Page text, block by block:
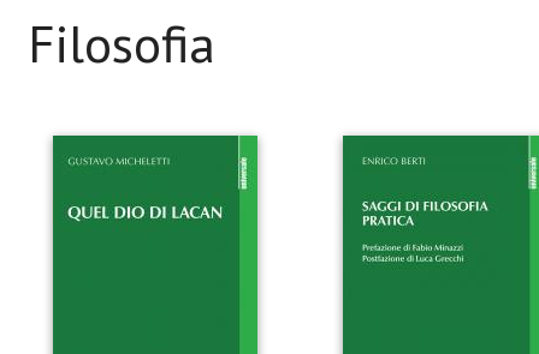
Filosofia